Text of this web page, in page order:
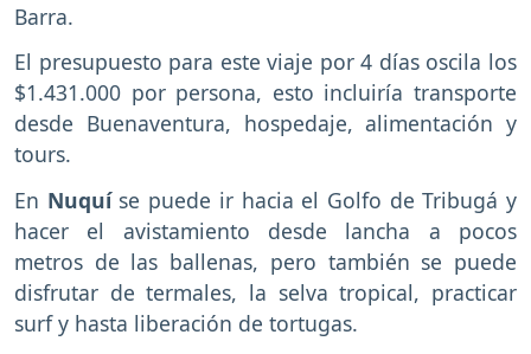
Barra.
El presupuesto para este viaje por 4 días oscila los
$1.431.000 por persona, esto incluiría transporte
desde Buenaventura, hospedaje, alimentación y
tours.
En Nuquí se puede ir hacia el Golfo de Tribugá y
hacer el avistamiento desde lancha a pocos
metros de las ballenas, pero también se puede
disfrutar de termales, la selva tropical, practicar
surf y hasta liberación de tortugas.